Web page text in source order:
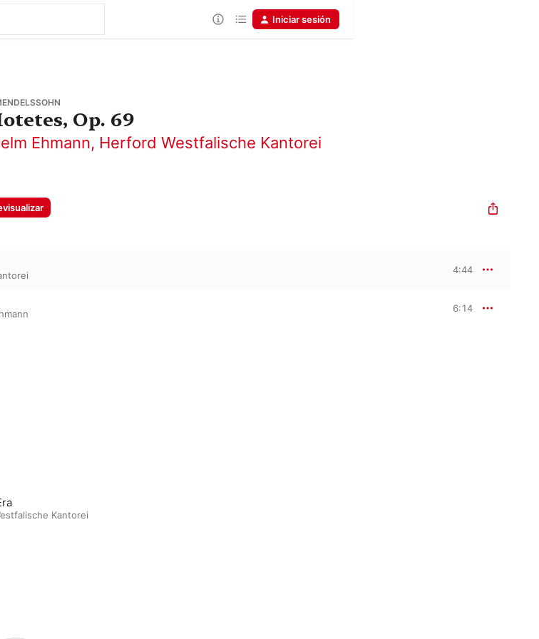
Iniciar sesión
Op. 69
Ehmann, Herford Westfalische Kantorei
4:44
6:14
Kantorei